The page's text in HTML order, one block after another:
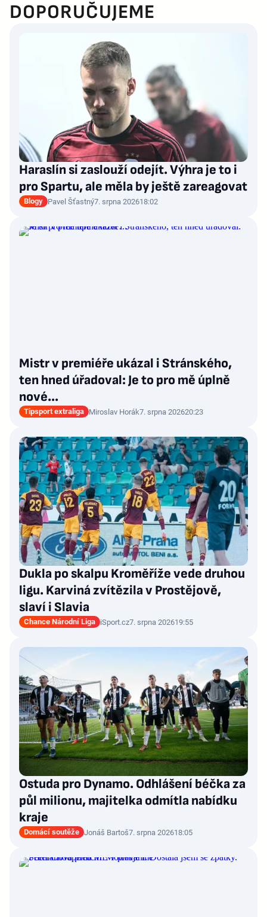
DOPORUČUJEME
Haraslín si zaslouží odejít. Výhra je to i
pro Spartu, ale měla by ještě zareagovat
Blogy Pavel Šťastný7. srpna 202618:02
Mistr v premiéře ukázal i Stránského,
ten hned úřadoval: Je to pro mě úplně
nové…
Tipsport extraliga Miroslav Horák7. srpna 202620:23
Dukla po skalpu Kroměříže vede druhou
ligu. Karviná zvítězila v Prostějově,
slaví i Slavia
Chance Národní Liga iSport.cz7. srpna 202619:55
Ostuda pro Dynamo. Odhlášení béčka za
půl milionu, majitelka odmítla nabídku
kraje
Domácí soutěže Jonáš Bartoš7. srpna 202618:05